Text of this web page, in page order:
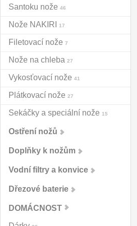
Další kategorie
Santoku nože 46
Nože NAKIRI 17
Filetovací nože 7
Nože na chleba 27
Vykosťovací nože 41
Plátkovací nože 27
Sekáčky a speciální nože 15
Ostření nožů
Doplňky k nožům
Vodní filtry a konvice
Dřezové baterie
DOMÁCNOST